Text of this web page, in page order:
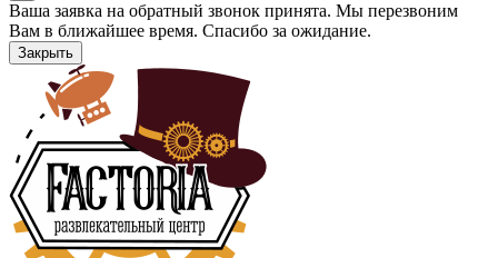
Ваша заявка на обратный звонок принята. Мы перезвоним
Вам в ближайшее время. Спасибо за ожидание.
Закрыть